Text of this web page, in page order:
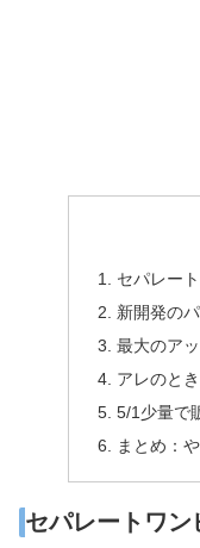
セパレー
新開発の
最大のア
アレのとき
5/1少量で
まとめ：
セパレートワン